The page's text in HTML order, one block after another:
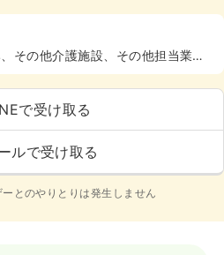
その他介護施設、その他担当業
で受け取る
ルで受け取る
とのやりとりは発生しません